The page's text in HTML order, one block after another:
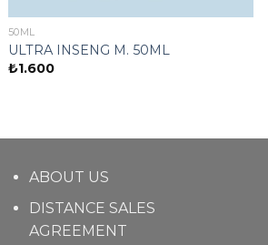
50ML
ULTRA INSENG M. 50ML
₺1.600
ABOUT US
DISTANCE SALES
AGREEMENT